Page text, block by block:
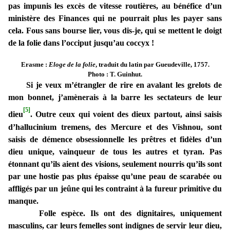
pas impunis les excès de vitesse routières, au bénéfice d’un
ministère des Finances qui ne pourrait plus les payer sans
cela. Fous sans bourse lier, vous dis-je, qui se mettent le doigt
de la folie dans l’occiput jusqu’au coccyx !
Erasme : Eloge de la folie, traduit du latin par Gueudeville, 1757.
Photo : T. Guinhut.
Si je veux m’étrangler de rire en avalant les grelots de
mon bonnet, j’amènerais à la barre les sectateurs de leur
dieu [5]. Outre ceux qui voient des dieux partout, ainsi saisis
d’hallucinium tremens, des Mercure et des Vishnou, sont
saisis de démence obsessionnelle les prêtres et fidèles d’un
dieu unique, vainqueur de tous les autres et tyran. Pas
étonnant qu’ils aient des visions, seulement nourris qu’ils sont
par une hostie pas plus épaisse qu’une peau de scarabée ou
affligés par un jeûne qui les contraint à la fureur primitive du
manque.
Folle espèce. Ils ont des dignitaires, uniquement
masculins, car leurs femelles sont indignes de servir leur dieu,